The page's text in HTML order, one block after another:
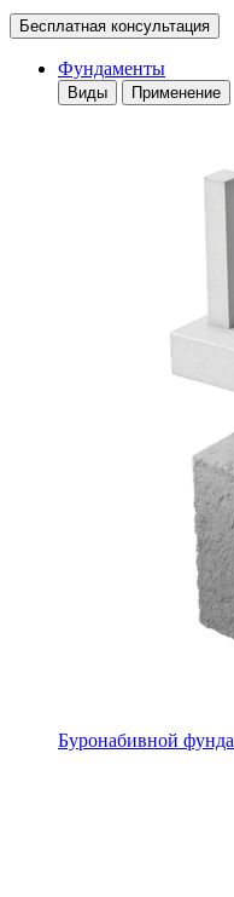
Бесплатная консультация
Фундаменты
Виды Применение
Буронабивной